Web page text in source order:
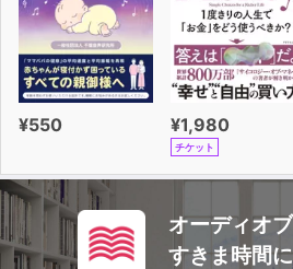
¥550 ¥1,980
チケット
オーディオ
すきま時間